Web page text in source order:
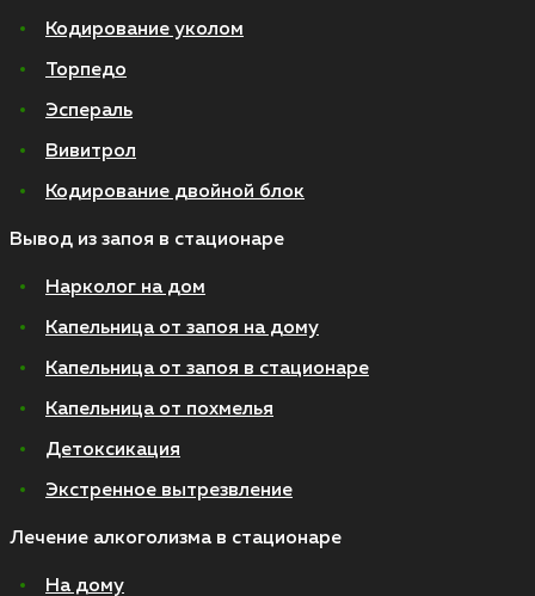
Кодирование уколом
Торпедо
Эспераль
Вивитрол
Кодирование двойной блок
Вывод из запоя в стационаре
Нарколог на дом
Капельница от запоя на дому
Капельница от запоя в стационаре
Капельница от похмелья
Детоксикация
Экстренное вытрезвление
Лечение алкоголизма в стационаре
На дому